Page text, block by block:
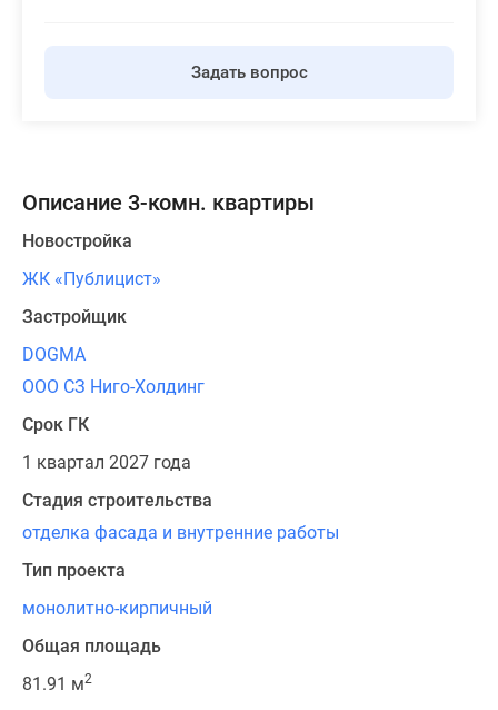
Задать вопрос
Описание 3-комн. квартиры
Новостройка
ЖК «Публицист»
Застройщик
DOGMA
ООО СЗ Ниго-Холдинг
Срок ГК
1 квартал 2027 года
Стадия строительства
отделка фасада и внутренние работы
Тип проекта
монолитно-кирпичный
Общая площадь
81.91 м2